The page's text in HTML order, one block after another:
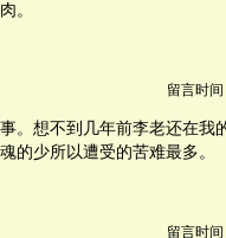
。
留言时间
。想不到几年前李老还在我
的少所以遭受的苦难最多。
留言时间